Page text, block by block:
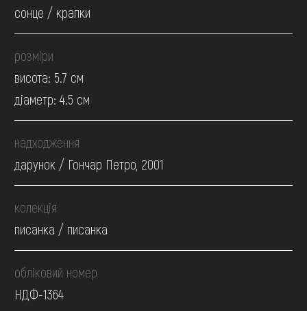
сонце / крапки
розміри
висота: 5.7 см
діаметр: 4.5 см
надходження
дарунок / Гончар Петро, 2001
колекція
писанка / писанка
обліковий номер
НДФ-1364